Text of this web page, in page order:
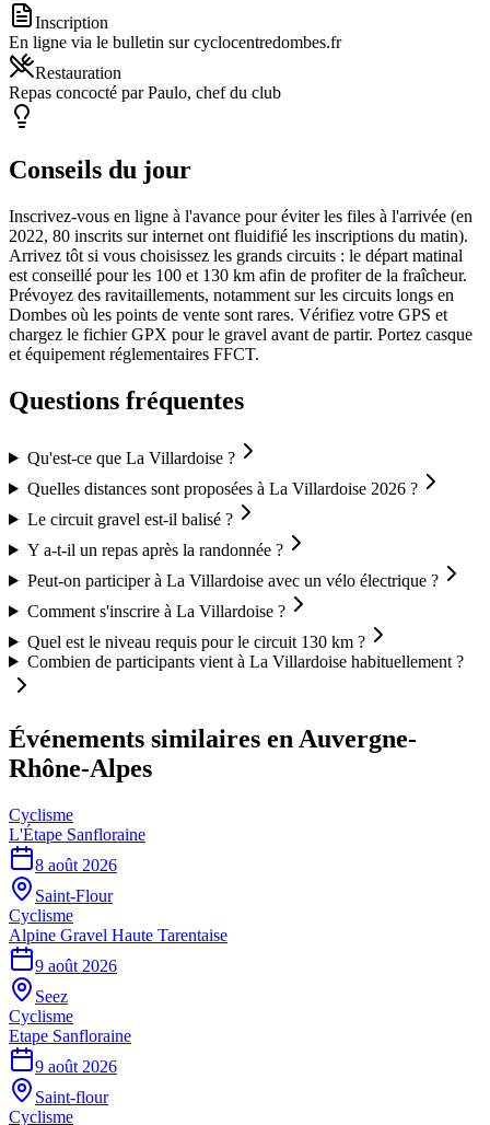
Inscription
En ligne via le bulletin sur cyclocentredombes.fr
Restauration
Repas concocté par Paulo, chef du club
Conseils du jour
Inscrivez-vous en ligne à l'avance pour éviter les files à l'arrivée (en
2022, 80 inscrits sur internet ont fluidifié les inscriptions du matin).
Arrivez tôt si vous choisissez les grands circuits : le départ matinal
est conseillé pour les 100 et 130 km afin de profiter de la fraîcheur.
Prévoyez des ravitaillements, notamment sur les circuits longs en
Dombes où les points de vente sont rares. Vérifiez votre GPS et
chargez le fichier GPX pour le gravel avant de partir. Portez casque
et équipement réglementaires FFCT.
Questions fréquentes
Qu'est-ce que La Villardoise ?
Quelles distances sont proposées à La Villardoise 2026 ?
Le circuit gravel est-il balisé ?
Y a-t-il un repas après la randonnée ?
Peut-on participer à La Villardoise avec un vélo électrique ?
Comment s'inscrire à La Villardoise ?
Quel est le niveau requis pour le circuit 130 km ?
Combien de participants vient à La Villardoise habituellement ?
Événements similaires en Auvergne-
Rhône-Alpes
Cyclisme
L'Étape Sanfloraine
8 août 2026
Saint-Flour
Cyclisme
Alpine Gravel Haute Tarentaise
9 août 2026
Seez
Cyclisme
Etape Sanfloraine
9 août 2026
Saint-flour
Cyclisme